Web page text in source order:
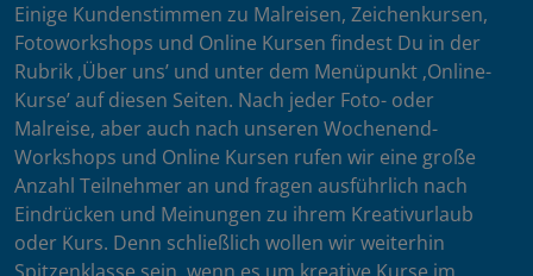
Einige Kundenstimmen zu Malreisen, Zeichenkursen,
Fotoworkshops und Online Kursen findest Du in der
Rubrik ‚Über uns’ und unter dem Menüpunkt ‚Online-
Kurse’ auf diesen Seiten. Nach jeder Foto- oder
Malreise, aber auch nach unseren Wochenend-
Workshops und Online Kursen rufen wir eine große
Anzahl Teilnehmer an und fragen ausführlich nach
Eindrücken und Meinungen zu ihrem Kreativurlaub
oder Kurs. Denn schließlich wollen wir weiterhin